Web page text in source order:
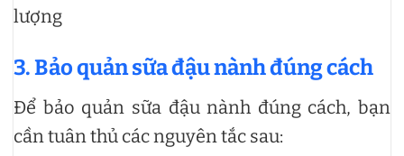
lượng
3. Bảo quản sữa đậu nành đúng cách
Để bảo quản sữa đậu nành đúng cách, bạn
cần tuân thủ các nguyên tắc sau: